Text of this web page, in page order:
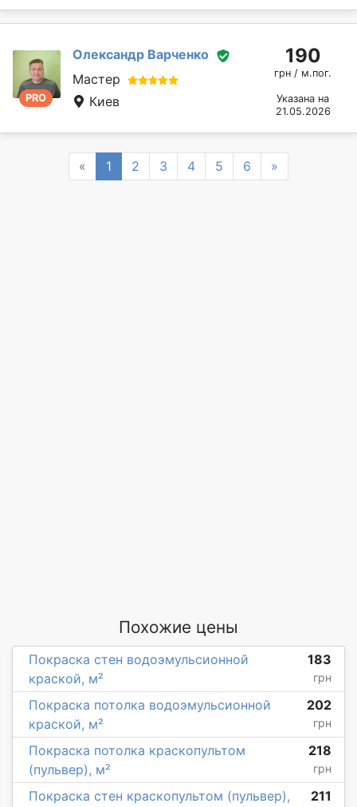
PRO
Олександр Варченко
Мастер
Киев
190
грн / м.пог.
Указана на
21.05.2026
« Previous
1 2 3 4 5 6 »
Похожие цены
Покраска стен водоэмульсионной
краской, м²
183
грн
Покраска потолка водоэмульсионной
краской, м²
202
грн
Покраска потолка краскопультом
(пульвер), м²
218
грн
Покраска стен краскопультом (пульвер),
211